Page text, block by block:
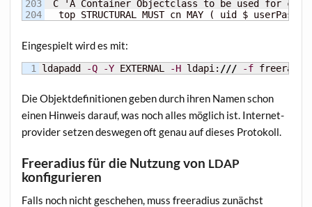
203
C 'A Container Objectclass to be used for
  top STRUCTURAL MUST cn MAY
( uid $
Ein­ge­spielt wird es mit:
ldapadd -Q -Y EXTERNAL -H ldapi: /// -f
Die Objekt­de­fi­ni­tio­nen geben durch ihren Namen schon
einen Hin­weis dar­auf, was noch alles mög­lich ist. Inter­net­
pro­vi­der set­zen des­we­gen oft genau auf die­ses Protokoll.
Freeradius für die Nutzung von LDAP
konfigurieren
Falls noch nicht gesche­hen, muss free­ra­di­us zunächst